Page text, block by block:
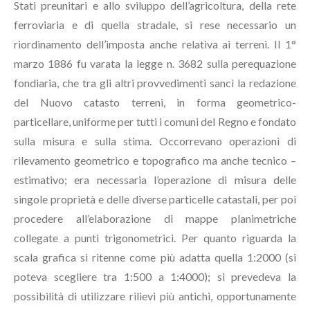
Stati preunitari e allo sviluppo dell’agricoltura, della rete
ferroviaria e di quella stradale, si rese necessario un
riordinamento dell’imposta anche relativa ai terreni. Il 1°
marzo 1886 fu varata la legge n. 3682 sulla perequazione
fondiaria, che tra gli altri provvedimenti sancì la redazione
del Nuovo catasto terreni, in forma geometrico-
particellare, uniforme per tutti i comuni del Regno e fondato
sulla misura e sulla stima. Occorrevano operazioni di
rilevamento geometrico e topografico ma anche tecnico –
estimativo; era necessaria l’operazione di misura delle
singole proprietà e delle diverse particelle catastali, per poi
procedere all’elaborazione di mappe planimetriche
collegate a punti trigonometrici. Per quanto riguarda la
scala grafica si ritenne come più adatta quella 1:2000 (si
poteva scegliere tra 1:500 a 1:4000); si prevedeva la
possibilità di utilizzare rilievi più antichi, opportunamente